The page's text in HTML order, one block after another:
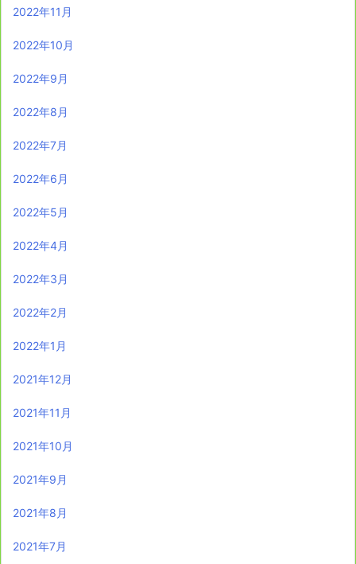
2022年11月
2022年10月
2022年9月
2022年8月
2022年7月
2022年6月
2022年5月
2022年4月
2022年3月
2022年2月
2022年1月
2021年12月
2021年11月
2021年10月
2021年9月
2021年8月
2021年7月